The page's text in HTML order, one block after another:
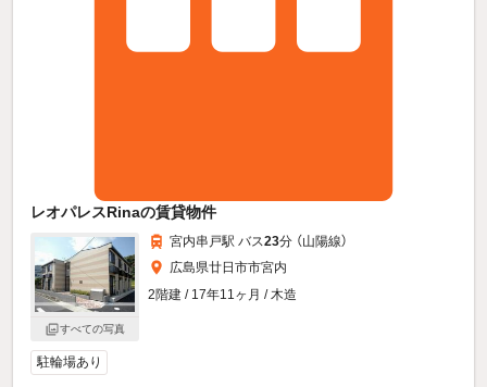
レオパレスRinaの賃貸物件
すべての写真
宮内串戸駅 バス23分 （山陽線）
広島県廿日市市宮内
2階建 / 17年11ヶ月 / 木造
駐輪場あり